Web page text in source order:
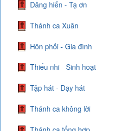
Dâng hiến - Tạ ơn
Thánh ca Xuân
Hôn phối - Gia đình
Thiếu nhi - Sinh hoạt
Tập hát - Dạy hát
Thánh ca không lời